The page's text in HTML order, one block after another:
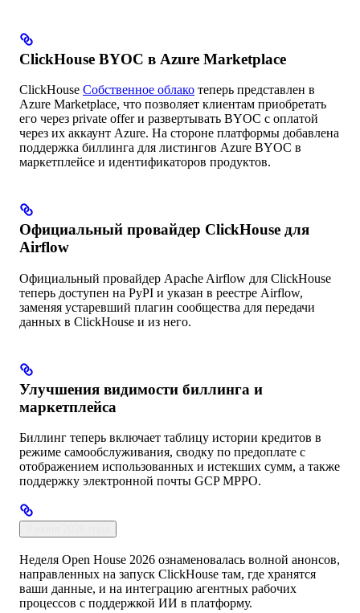
ClickHouse BYOC в Azure Marketplace
ClickHouse Собственное облако теперь представлен в
Azure Marketplace, что позволяет клиентам приобретать
его через private offer и развертывать BYOC с оплатой
через их аккаунт Azure. На стороне платформы добавлена
поддержка биллинга для листингов Azure BYOC в
маркетплейсе и идентификаторов продуктов.
Официальный провайдер ClickHouse для
Airflow
Официальный провайдер Apache Airflow для ClickHouse
теперь доступен на PyPI и указан в реестре Airflow,
заменяя устаревший плагин сообщества для передачи
данных в ClickHouse и из него.
Улучшения видимости биллинга и
маркетплейса
Биллинг теперь включает таблицу истории кредитов в
режиме самообслуживания, сводку по предоплате с
отображением использованных и истекших сумм, а также
поддержку электронной почты GCP MPPO.
Неделя Open House 2026 ознаменовалась волной анонсов,
направленных на запуск ClickHouse там, где хранятся
ваши данные, и на интеграцию агентных рабочих
процессов с поддержкой ИИ в платформу.